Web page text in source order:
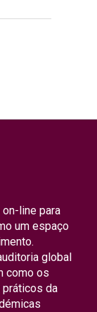
line para
um espaço
global
como os
da